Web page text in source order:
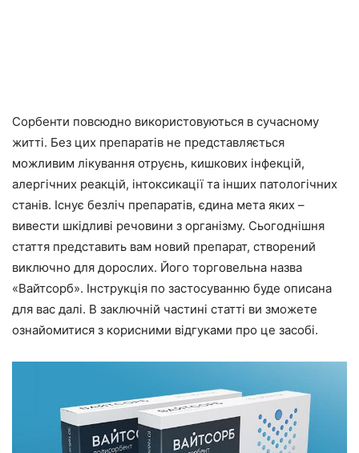
Сорбенти повсюдно використовуються в сучасному
житті. Без цих препаратів не представляється
можливим лікування отруєнь, кишкових інфекцій,
алергічних реакцій, інтоксикації та інших патологічних
станів. Існує безліч препаратів, єдина мета яких –
вивести шкідливі речовини з організму. Сьогоднішня
стаття представить вам новий препарат, створений
виключно для дорослих. Його торговельна назва
«Вайтсорб». Інструкція по застосуванню буде описана
для вас далі. В заключній частині статті ви зможете
ознайомитися з корисними відгуками про це засобі.